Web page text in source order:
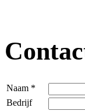
Naam *
Bedrijf